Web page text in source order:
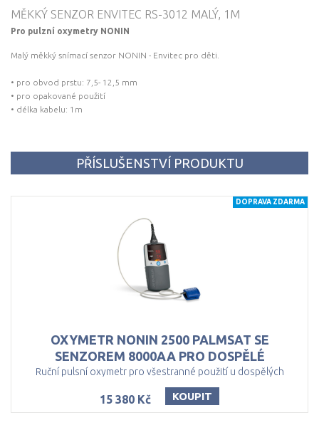
MĚKKÝ SENZOR ENVITEC RS-3012 MALÝ, 1M
Pro pulzní oxymetry NONIN
Malý měkký snímací senzor NONIN - Envitec pro děti.
• pro obvod prstu: 7,5- 12,5 mm
• pro opakované použití
• délka kabelu: 1m
PŘÍSLUŠENSTVÍ PRODUKTU
OXYMETR NONIN 2500 PALMSAT SE
SENZOREM 8000AA PRO DOSPĚLÉ
Ruční pulsní oxymetr pro všestranné použití u dospělých
15 380 Kč KOUPIT
DOPRAVA ZDARMA